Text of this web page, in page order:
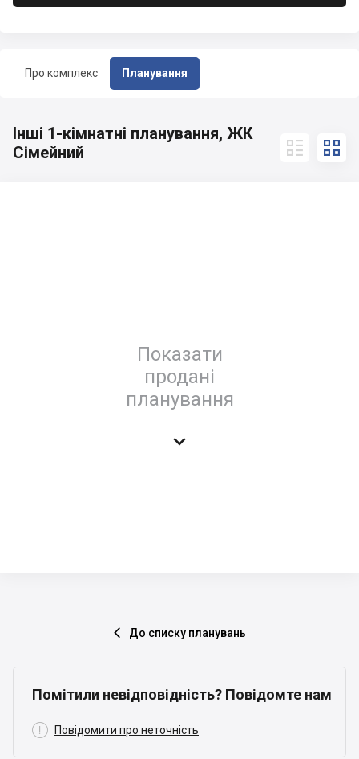
Про комплекс Планування
Інші 1-кімнатні планування, ЖК
Сімейний
 
Показати
продані
планування

 До списку планувань
Помітили невідповідність? Повідомте нам
 Повідомити про неточність